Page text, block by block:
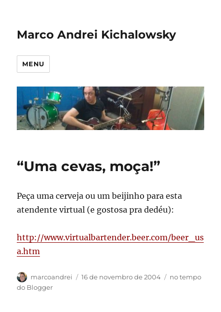
Marco Andrei Kichalowsky
MENU
“Uma cevas, moça!”
Peça uma cerveja ou um beijinho para esta
atendente virtual (e gostosa pra dedéu):
http://www.virtualbartender.beer.com/beer_us
a.htm
Autor
marcoandrei
Publicado
16 de novembro de 2004 Categorias
no tempo
do Blogger